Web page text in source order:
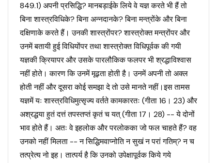
849.1) अपनी प्रसिद्धि? मानबड़ाईके लिये वे यज्ञ करते भी हैं तो
बिना शास्त्रविधिके? बिना अन्नदानके? बिना मन्त्रोंके और बिना
दक्षिणाके करते हैं। उनकी शास्त्रोंपर? शास्त्रोक्त मन्त्रोंपर और
उनमें बतायी हुई विधियोंपर तथा शास्त्रोक्त विधिपूर्वक की गयी
यज्ञकी क्रियापर और उसके पारलौकिक फलपर भी श्रद्धाविश्वास
नहीं होते। कारण कि उनमें मूढ़ता होती है। उनमें अपनी तो अक्ल
होती नहीं और दूसरा कोई समझा दे तो उसे मानते नहीं।इस तामस
यज्ञमें यः शास्त्रविधिमुत्सृज्य वर्तते कामकारतः (गीता 16। 23) और
अश्रद्धया हुतं दत्तं तपस्तप्तं कृतं च यत् (गीता 17। 28) -- ये दोनों
भाव होते हैं। अतः वे इहलोक और परलोकका जो फल चाहते हैं? वह
उनको नहीं मिलता -- न सिद्धिमवाप्नोति न सुखं न परां गतिम्? न च
तत्प्रेत्य नो इह। तात्पर्य है कि उनको उपेक्षापूर्वक किये गये